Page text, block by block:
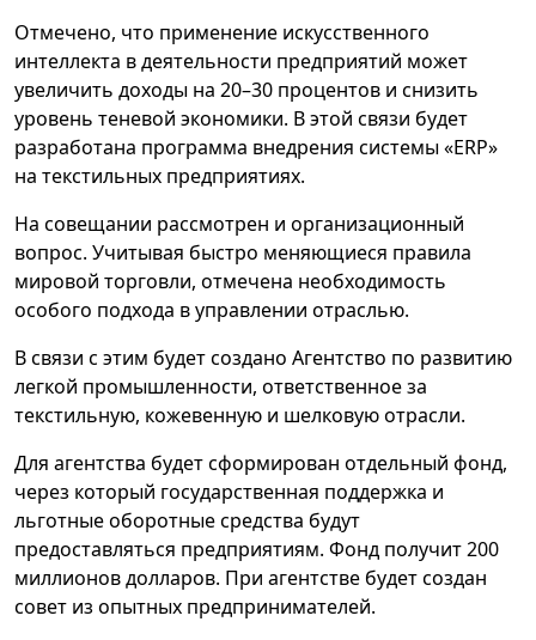
Отмечено, что применение искусственного
интеллекта в деятельности предприятий может
увеличить доходы на 20–30 процентов и снизить
уровень теневой экономики. В этой связи будет
разработана программа внедрения системы «ERP»
на текстильных предприятиях.
На совещании рассмотрен и организационный
вопрос. Учитывая быстро меняющиеся правила
мировой торговли, отмечена необходимость
особого подхода в управлении отраслью.
В связи с этим будет создано Агентство по развитию
легкой промышленности, ответственное за
текстильную, кожевенную и шелковую отрасли.
Для агентства будет сформирован отдельный фонд,
через который государственная поддержка и
льготные оборотные средства будут
предоставляться предприятиям. Фонд получит 200
миллионов долларов. При агентстве будет создан
совет из опытных предпринимателей.